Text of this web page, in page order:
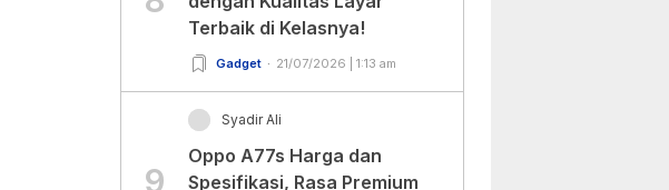
Terbaik di Kelasnya!
Gadget 21/07/2026 | 1:13 am
9
Syadir Ali
Oppo A77s Harga dan
Spesifikasi, Rasa Premium